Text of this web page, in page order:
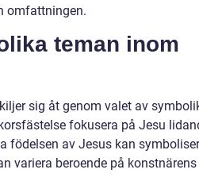
omfattningen.
teman inom
sig åt genom valet av
fokusera på Jesu
födelsen av Jesus kan
variera beroende på